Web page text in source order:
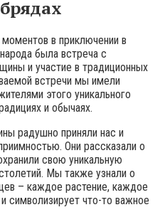
в приключении в
была встреча с
и участие в традиционных
встречи мы имели
этого уникального
и обычаях.
радушно приняли нас и
Они рассказали о
свою уникальную
Мы также узнали о
– каждое растение, каждое
символизирует что-то важное